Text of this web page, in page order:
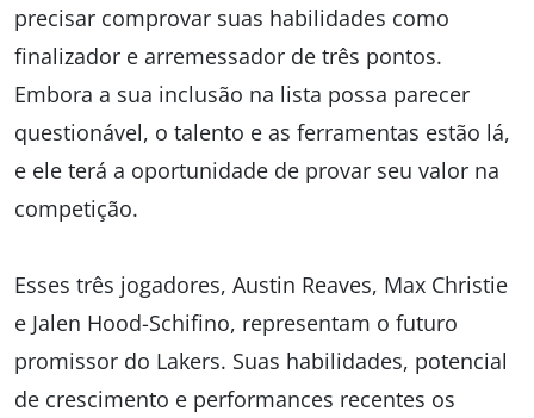
precisar comprovar suas habilidades como
finalizador e arremessador de três pontos.
Embora a sua inclusão na lista possa parecer
questionável, o talento e as ferramentas estão lá,
e ele terá a oportunidade de provar seu valor na
competição.
Esses três jogadores, Austin Reaves, Max Christie
e Jalen Hood-Schifino, representam o futuro
promissor do Lakers. Suas habilidades, potencial
de crescimento e performances recentes os